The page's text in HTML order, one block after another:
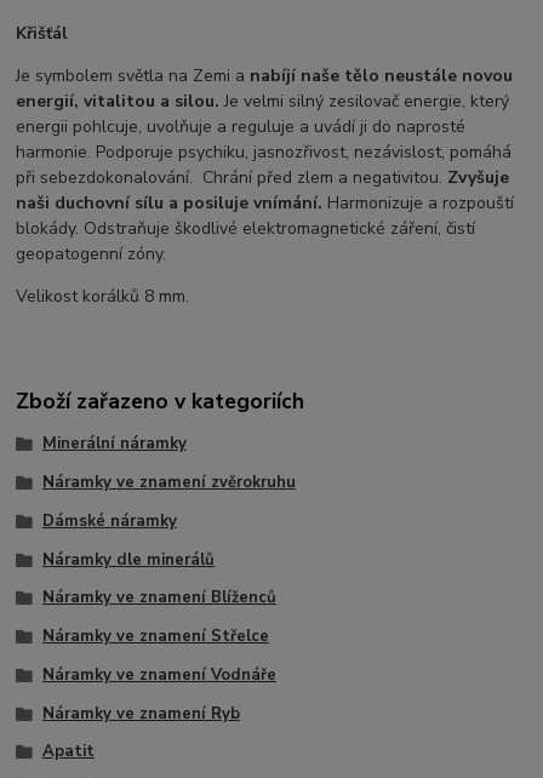
Křišťál
Je symbolem světla na Zemi a nabíjí naše tělo neustále novou
energií, vitalitou a silou.Je velmi silný zesilovač energie, který
energii pohlcuje, uvolňuje a reguluje a uvádí ji do naprosté
harmonie. Podporuje psychiku, jasnozřivost, nezávislost, pomáhá
při sebezdokonalování. Chrání před zlem a negativitou. Zvyšuje
naši duchovní sílu a posiluje vnímání. Harmonizuje a rozpouští
blokády. Odstraňuje škodlivé elektromagnetické záření, čistí
geopatogenní zóny.
Velikost korálků 8 mm.
Zboží zařazeno v kategoriích
Minerální náramky
Náramky ve znamení zvěrokruhu
Dámské náramky
Náramky dle minerálů
Náramky ve znamení Blíženců
Náramky ve znamení Střelce
Náramky ve znamení Vodnáře
Náramky ve znamení Ryb
Apatit